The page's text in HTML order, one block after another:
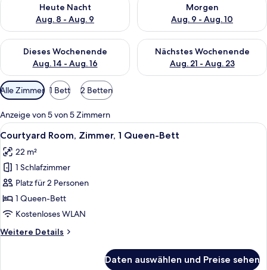
Heute Nacht
Aug. 8 - Aug. 9
Morgen
Aug. 9 - Aug. 10
Dieses Wochenende
Aug. 14 - Aug. 16
Überprüfe die Verfügbarkeit für dieses Wochenende, Aug. 14
Nächstes Wochenende
Aug. 21 - Aug. 23
Überprüfe die Verfügbarkeit
Verfügbare
Filter
für
Zimmer
Alle Zimmer 1 Bett 2 Betten
Anzeige von 5 von 5 Zimmern
Alle
Fotos
für
Courtyard
Room,
Zimmer,
1
Bett
Ein Hotelzimmer mit einem großen
4
Courtyard Room, Zimmer, 1 Queen-Bett
22 m²
1 Schlafzimmer
Platz für 2 Personen
1 Queen-Bett
Kostenloses WLAN
Weitere Details
Weitere
Daten auswählen und Preise sehen